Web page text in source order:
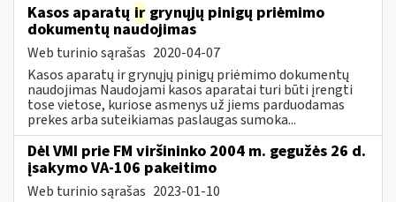
Kasos aparatų ir grynųjų pinigų priėmimo
dokumentų naudojimas
Web turinio sąrašas 2020-04-07
Kasos aparatų ir grynųjų pinigų priėmimo dokumentų
naudojimas Naudojami kasos aparatai turi būti įrengti
tose vietose, kuriose asmenys už jiems parduodamas
prekes arba suteikiamas paslaugas sumoka...
Dėl VMI prie FM viršininko 2004 m. gegužės 26 d.
įsakymo VA-106 pakeitimo
Web turinio sąrašas 2023-01-10